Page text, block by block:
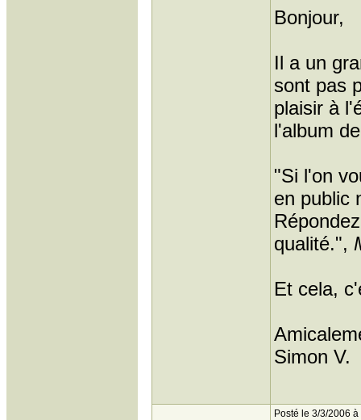
Bonjour,
Il a un
sont pas
plaisir à
l'album
"Si l'on
en public
qualité.",
Et cela,
Simon V.
Posté le 3/3/2006